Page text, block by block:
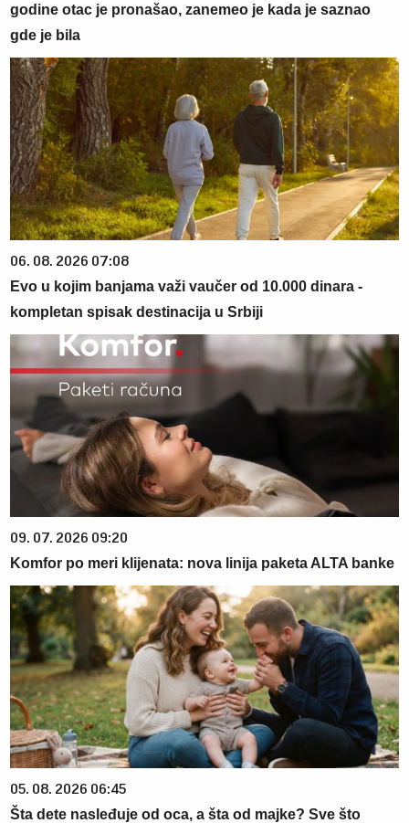
godine otac je pronašao, zanemeo je kada je saznao
gde je bila
06. 08. 2026 07:08
Evo u kojim banjama važi vaučer od 10.000 dinara -
kompletan spisak destinacija u Srbiji
09. 07. 2026 09:20
Komfor po meri klijenata: nova linija paketa ALTA banke
05. 08. 2026 06:45
Šta dete nasleđuje od oca, a šta od majke? Sve što